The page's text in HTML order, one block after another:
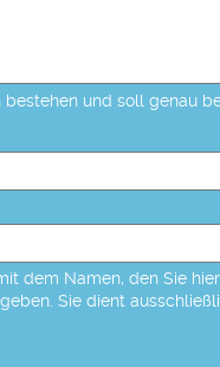
und soll genau
dem Namen, den Sie
Sie dient